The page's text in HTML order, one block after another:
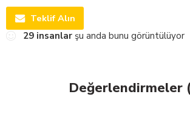
Teklif Alın
29 insanlar şu anda bunu görüntülüyor
Değerlendirmeler